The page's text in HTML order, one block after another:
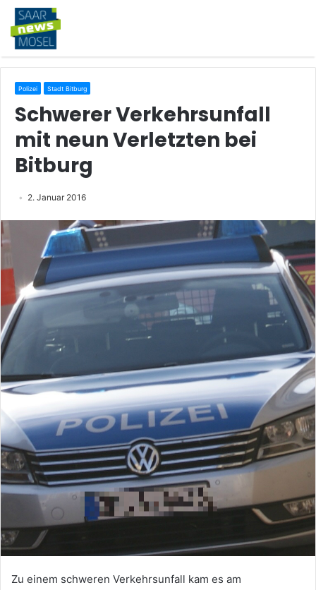
Polizei Stadt Bitburg
Schwerer Verkehrsunfall
mit neun Verletzten bei
Bitburg
2. Januar 2016
Zu einem schweren Verkehrsunfall kam es am